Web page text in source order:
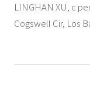
LINGHAN XU, с
Cogswell Cir, Los